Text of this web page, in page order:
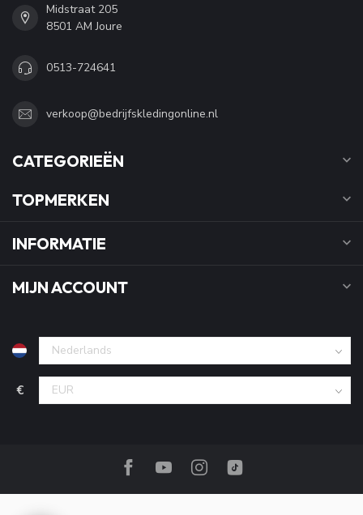
Midstraat 205
8501 AM Joure
0513-724641
verkoop@bedrijfskledingonline.nl
CATEGORIEËN
TOPMERKEN
INFORMATIE
MIJN ACCOUNT
€